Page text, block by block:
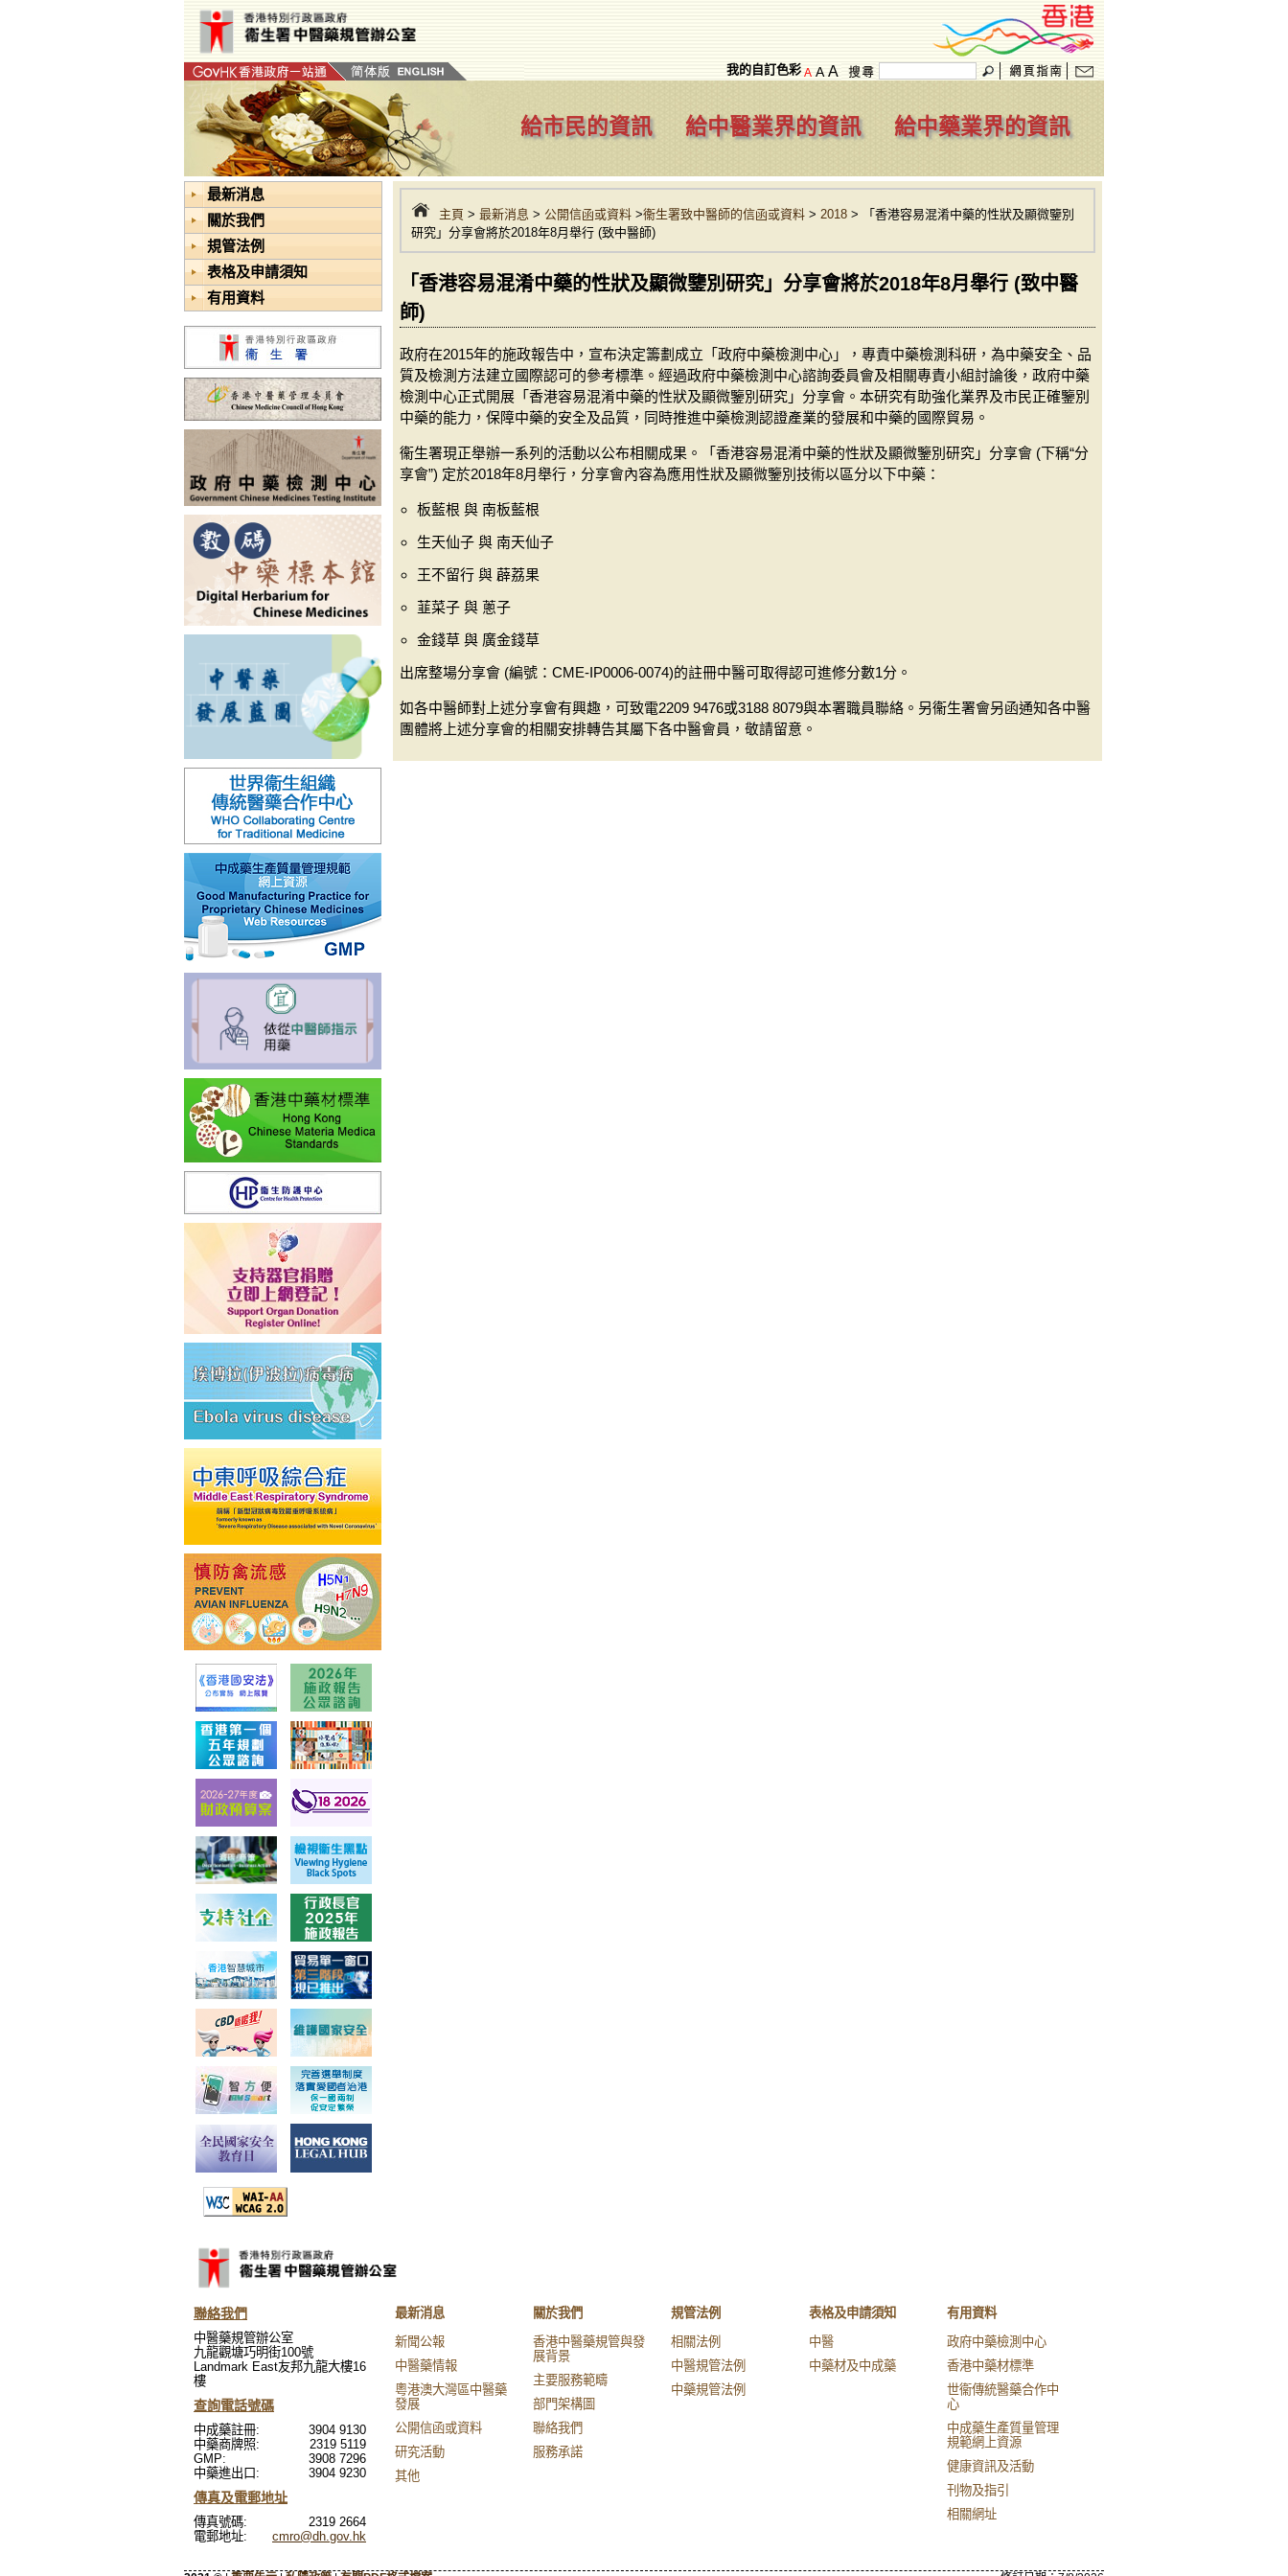
我的自訂色彩 A A A
給市民的資訊 給中醫業界的資訊 給中藥業界的資訊
最新消息
關於我們
規管法例
表格及申請須知
有用資料
主頁 >最新消息 > 公開信函或資料 >衞生署致中醫師的信函或資料 >2018 > 「香港容易混淆中藥的性狀及顯微鑒別
研究」分享會將於2018年8月舉行 (致中醫師)
「香港容易混淆中藥的性狀及顯微鑒別研究」分享會將於2018年8月舉行 (致中醫
師)
政府在2015年的施政報告中，宣布決定籌劃成立「政府中藥檢測中心」，專責中藥檢測科研，為中藥安全、品
質及檢測方法建立國際認可的參考標準。經過政府中藥檢測中心諮詢委員會及相關專責小組討論後，政府中藥
檢測中心正式開展「香港容易混淆中藥的性狀及顯微鑒別研究」分享會。本研究有助強化業界及市民正確鑒別
中藥的能力，保障中藥的安全及品質，同時推進中藥檢測認證產業的發展和中藥的國際貿易。
衞生署現正舉辦一系列的活動以公布相關成果。「香港容易混淆中藥的性狀及顯微鑒別研究」分享會 (下稱“分
享會”) 定於2018年8月舉行，分享會內容為應用性狀及顯微鑒別技術以區分以下中藥：
板藍根 與 南板藍根
生天仙子 與 南天仙子
王不留行 與 薜荔果
韮菜子 與 蔥子
金錢草 與 廣金錢草
出席整場分享會 (編號：CME-IP0006-0074)的註冊中醫可取得認可進修分數1分。
如各中醫師對上述分享會有興趣，可致電2209 9476或3188 8079與本署職員聯絡。另衞生署會另函通知各中醫
團體將上述分享會的相關安排轉告其屬下各中醫會員，敬請留意。
聯絡我們
中醫藥規管辦公室
九龍觀塘巧明街100號
Landmark East友邦九龍大樓16
樓
查詢電話號碼
中成藥註冊:
3904 9130
中藥商牌照:
2319 5119
GMP:
3908 7296
中藥進出口:
3904 9230
傳真及電郵地址
傳真號碼:
2319 2664
電郵地址:
cmro@dh.gov.hk
最新消息
新聞公報
中醫藥情報
粵港澳大灣區中醫藥
發展
公開信函或資料
研究活動
其他
關於我們
香港中醫藥規管與發
展背景
主要服務範疇
部門架構圖
聯絡我們
服務承諾
規管法例
相關法例
中醫規管法例
中藥規管法例
表格及申請須知
中醫
中藥材及中成藥
有用資料
政府中藥檢測中心
香港中藥材標準
世衞傳統醫藥合作中
心
中成藥生產質量管理
規範網上資源
健康資訊及活動
刊物及指引
相關網址